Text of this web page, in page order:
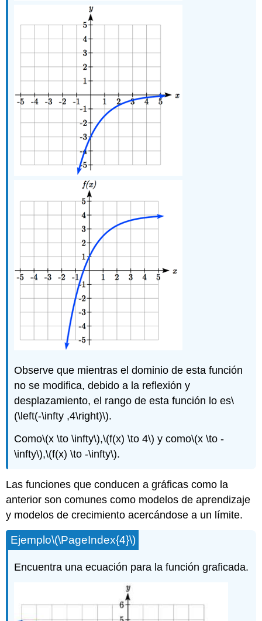
Observe que mientras el dominio de esta función
no se modifica, debido a la reflexión y
desplazamiento, el rango de esta función lo es\
(\left(-\infty ,4\right)\).
Como\(x \to \infty\),\(f(x) \to 4\) y como\(x \to -
\infty\),\(f(x) \to -\infty\).
Las funciones que conducen a gráficas como la
anterior son comunes como modelos de aprendizaje
y modelos de crecimiento acercándose a un límite.
Ejemplo\(\PageIndex{4}\)
Encuentra una ecuación para la función graficada.